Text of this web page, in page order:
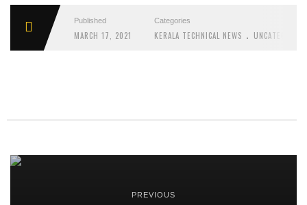
Published
MARCH 17, 2021
Categories
KERALA TECHNICAL NEWS .
PREVIOUS